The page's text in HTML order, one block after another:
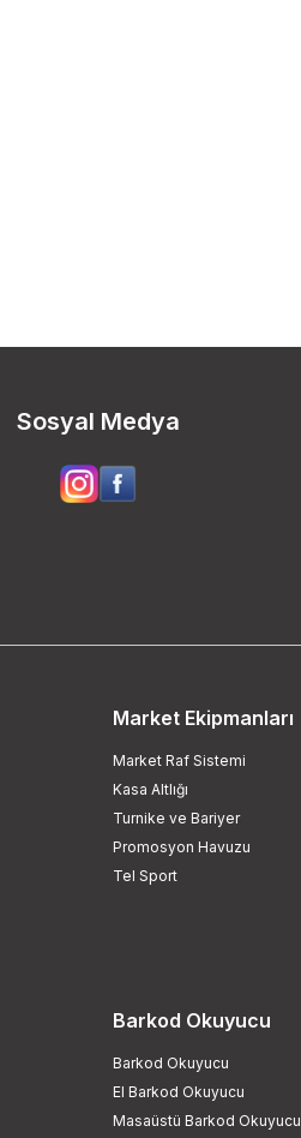
Sosyal Medya
Market Ekipmanları
Market Raf Sistemi
Kasa Altlığı
Turnike ve Bariyer
Promosyon Havuzu
Tel Sport
Barkod Okuyucu
Barkod Okuyucu
El Barkod Okuyucu
Masaüstü Barkod Okuyucu